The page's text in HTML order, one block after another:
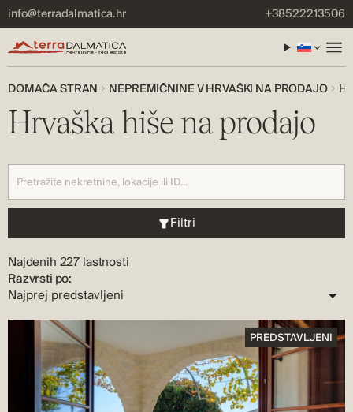
info@terradalmatica.hr +38522213506
DOMAČA STRAN NEPREMIČNINE V HRVAŠKI NA PRODAJO
Hrvaška hiše na prodajo
Filtri
Najdenih 227 lastnosti
Razvrsti po:
PREDSTAVLJENI